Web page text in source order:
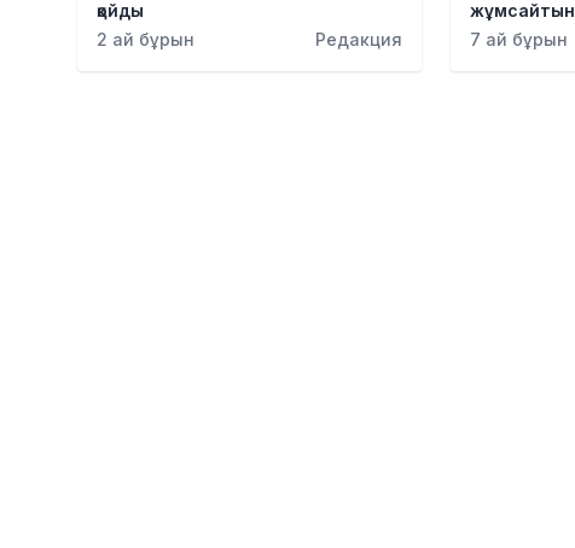
қойды
2 ай бұрын
Редакция
7 ай бұрын